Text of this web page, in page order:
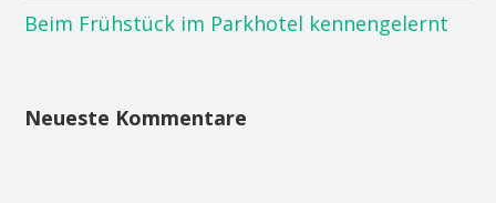
Beim Frühstück im Parkhotel kennengelernt
Neueste Kommentare